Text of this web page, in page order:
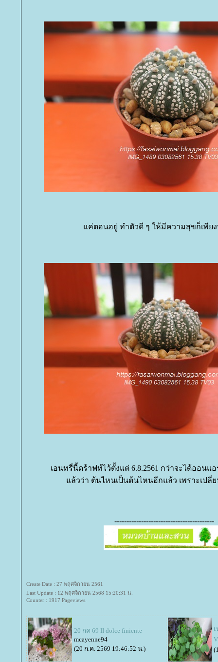
ค่ตอนอยู่ ทำตัวดี ๆ ให้มีความสุขก็เพียง
เอนทรี่นี้ดร้าฟท์ไว้ตั้งแต่ 6.8.2561 กว่าจะได้ออนแ
ล้วว่า ต้นไหนเป็นต้นไหนอีกแล้ว เพราะเปลี่ย
-----------------------------------------
Create Date : 27 พฤศจิกายน 2561
Last Update : 12 พฤศจิกายน 2568 15:20:31 น.
Counter : 1917 Pageviews.
20 กค 69 II dolce finiente
mcayenne94
(20 ก.ค. 2569 19:46:52 น.)